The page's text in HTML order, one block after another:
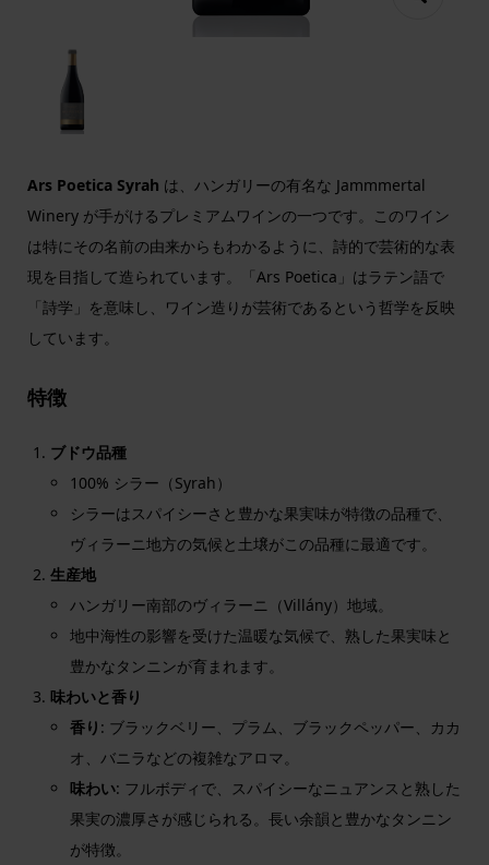
Ars Poetica Syrah は、ハンガリーの有名な Jammmertal
Winery が手がけるプレミアムワインの一つです。このワイン
は特にその名前の由来からもわかるように、詩的で芸術的な表
現を目指して造られています。「Ars Poetica」はラテン語で
「詩学」を意味し、ワイン造りが芸術であるという哲学を反映
しています。
特徴
ブドウ品種
100% シラー（Syrah）
シラーはスパイシーさと豊かな果実味が特徴の品種で、
ヴィラーニ地方の気候と土壌がこの品種に最適です。
生産地
ハンガリー南部のヴィラーニ（Villány）地域。
地中海性の影響を受けた温暖な気候で、熟した果実味と
豊かなタンニンが育まれます。
味わいと香り
香り : ブラックベリー、プラム、ブラックペッパー、カカ
オ、バニラなどの複雑なアロマ。
味わい: フルボディで、スパイシーなニュアンスと熟した
果実の濃厚さが感じられる。長い余韻と豊かなタンニン
が特徴。